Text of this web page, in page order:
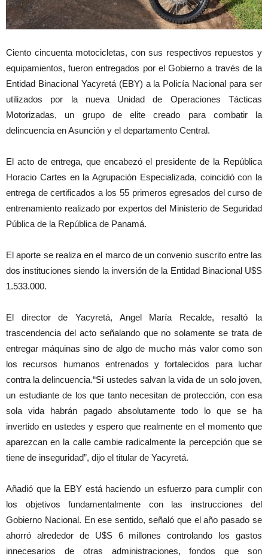
Ciento cincuenta motocicletas, con sus respectivos repuestos y
equipamientos, fueron entregados por el Gobierno a través de la
Entidad Binacional Yacyretá (EBY) a la Policía Nacional para ser
utilizados por la nueva Unidad de Operaciones Tácticas
Motorizadas, un grupo de elite creado para combatir la
delincuencia en Asunción y el departamento Central.
El acto de entrega, que encabezó el presidente de la República
Horacio Cartes en la Agrupación Especializada, coincidió con la
entrega de certificados a los 55 primeros egresados del curso de
entrenamiento realizado por expertos del Ministerio de Seguridad
Pública de la República de Panamá.
El aporte se realiza en el marco de un convenio suscrito entre las
dos instituciones siendo la inversión de la Entidad Binacional U$S
1.533.000.
El director de Yacyretá, Angel María Recalde, resaltó la
trascendencia del acto señalando que no solamente se trata de
entregar máquinas sino de algo de mucho más valor como son
los recursos humanos entrenados y fortalecidos para luchar
contra la delincuencia.“Si ustedes salvan la vida de un solo joven,
un estudiante de los que tanto necesitan de protección, con esa
sola vida habrán pagado absolutamente todo lo que se ha
invertido en ustedes y espero que realmente en el momento que
aparezcan en la calle cambie radicalmente la percepción que se
tiene de inseguridad”, dijo el titular de Yacyretá.
Añadió que la EBY está haciendo un esfuerzo para cumplir con
los objetivos fundamentalmente con las instrucciones del
Gobierno Nacional. En ese sentido, señaló que el año pasado se
ahorró alrededor de U$S 6 millones controlando los gastos
innecesarios de otras administraciones, fondos que son